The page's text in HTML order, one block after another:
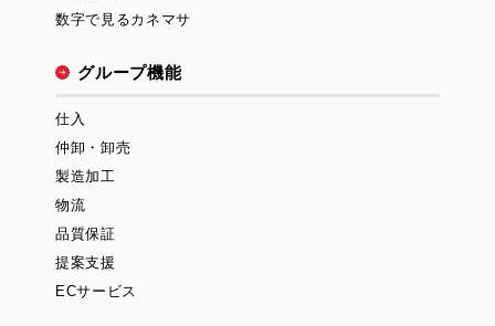
数字で見るカネマサ
グループ機能
仕入
仲卸・卸売
製造加工
物流
品質保証
提案支援
ECサービス